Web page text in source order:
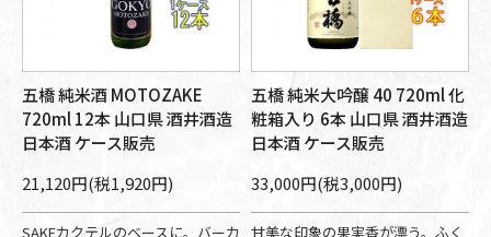
五橋 純米酒 MOTOZAKE
720ml 12本 山口県 酒井酒造
日本酒 ケース販売
21,120円(税1,920円)
SAKEカクテルのベースに。バーカ
五橋 純米大吟醸 40 720ml 化
粧箱入り 6本 山口県 酒井酒造
日本酒 ケース販売
33,000円(税3,000円)
甘美な印象の果実香が漂う。ふく